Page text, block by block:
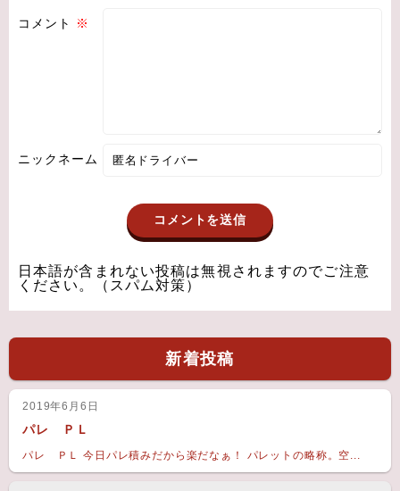
コメント ※
ニックネーム
日本語が含まれない投稿は無視されますのでご注意
ください。（スパム対策）
新着投稿
2019年6月6日
パレ ＰＬ
パレ ＰＬ 今日パレ積みだから楽だなぁ！ パレットの略称。空...